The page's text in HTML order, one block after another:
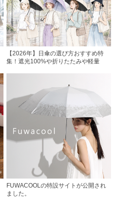
【2026年】日傘の選び方おすすめ特
集！遮光100%や折りたたみや軽量
FUWACOOLの特設サイトが公開され
ました。